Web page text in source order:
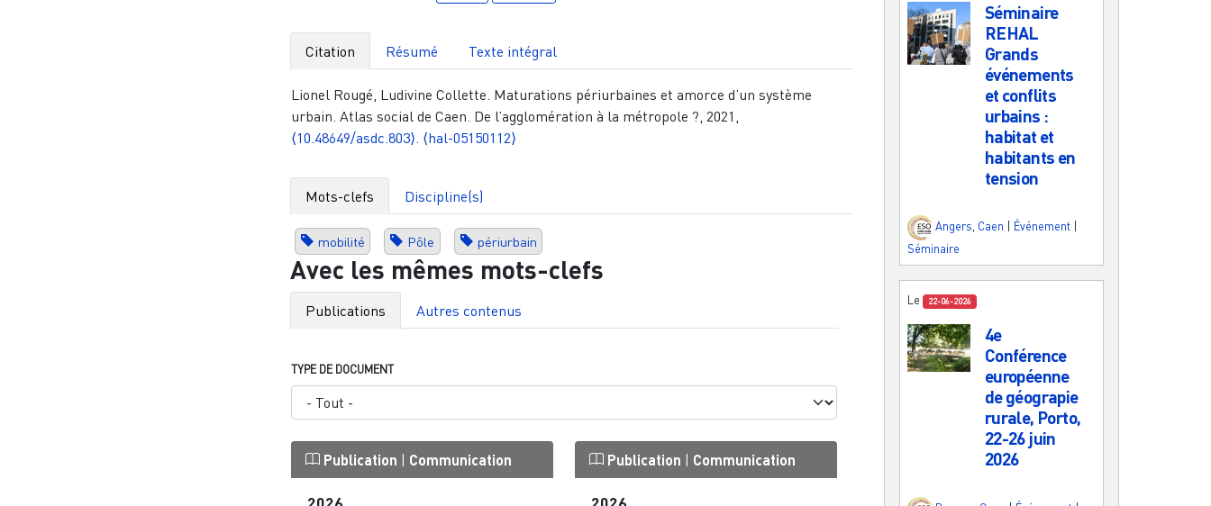
Citation Résumé Texte intégral
Lionel Rougé, Ludivine Collette. Maturations périurbaines et amorce d’un système
urbain. Atlas social de Caen. De l’agglomération à la métropole ?, 2021,
⟨10.48649/asdc.803⟩ ⟨hal-05150112⟩
Mots-clefs Discipline(s)
mobilité Pôle périurbain
Avec les mêmes mots-clefs
Publications Autres contenus
TYPE DE DOCUMENT
Publication | Communication Publication | Communication
Séminaire
REHAL
Grands
événements
et conflits
urbains :
habitat et
habitants en
tension
Angers, Caen Événement
Séminaire
Le 22-06-2026
4e
Conférence
européenne
de géograpie
rurale, Porto,
22-26 juin
2026